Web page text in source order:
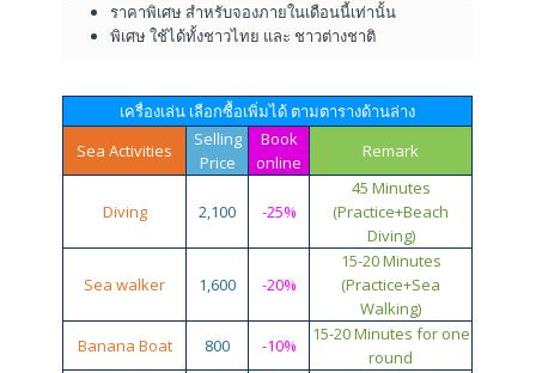
ราคาพิเศษ สำหรับจองภายในเดือนนี้เท่านั้น
พิเศษ ใช้ได้ทั้งชาวไทย และ ชาวต่างชาติ
เครื่องเล่น เลือกซื้อเพิ่มได้ ตามตารางด้านล่าง
Sea Activities
Selling
Price
Book
online
Remark
Diving 2,100 -25%
45 Minutes
(Practice+Beach
Diving)
Sea walker 1,600 -20%
15-20 Minutes
(Practice+Sea
Walking)
Banana Boat
800 -10%
15-20 Minutes for one
round